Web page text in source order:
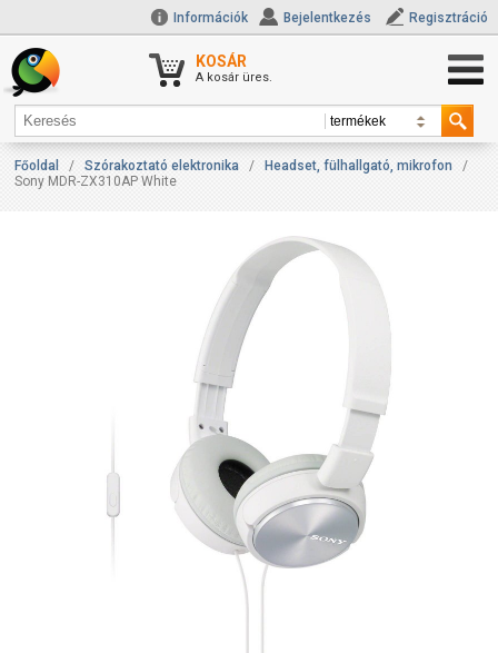
Információk Bejelentkezés Regisztráció
KOSÁR
A kosár üres.
Főoldal / Szórakoztató elektronika / Headset, fülhallgató, mikrofon
/
Sony MDR-ZX310AP White